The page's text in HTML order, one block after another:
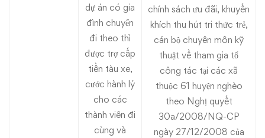
dự án có gia
đình chuyển
đi theo thì
được trợ cấp
tiền tàu xe,
cước hành lý
cho các
thành viên đi
cùng và
chính sách ưu đãi, khuyến
khích thu hút tri thức trẻ,
cán bộ chuyên môn kỹ
thuật về tham gia tổ
công tác tại các xã
thuộc 61 huyện nghèo
theo Nghị quyết
30a/2008/NQ-CP
ngày 27/12/2008 của